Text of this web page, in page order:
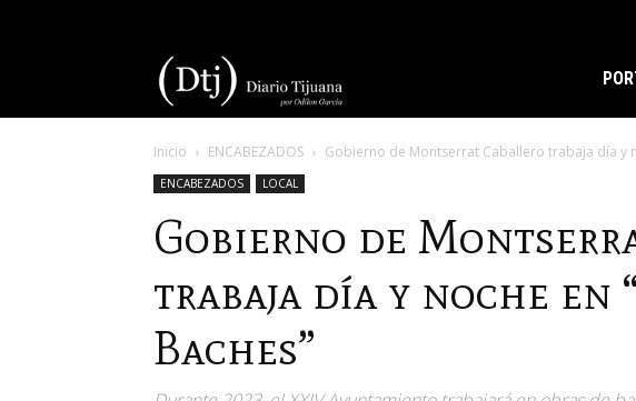
Tijuana
Inicio ENCABEZADOS Gobierno de Montserrat Caballero trabaja día y
ENCABEZADOS LOCAL
Gobierno de
trabaja día y noche en
Baches”